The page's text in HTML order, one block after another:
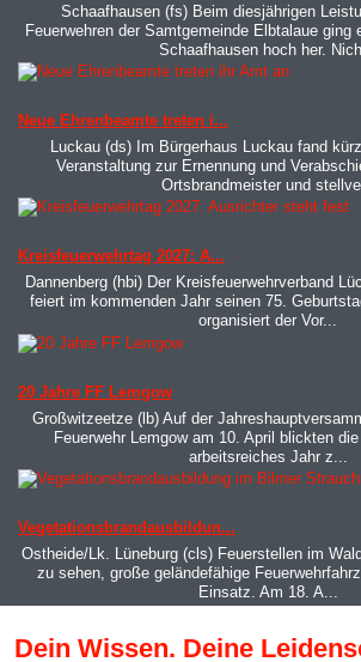
Schaafhausen (fs) Beim diesjährigen
Feuerwehren der Samtgemeinde Elbtalaue ging
Schaafhausen hoch her.
Neue Ehrenbeamte treten i...
Luckau (ds) Im Bürgerhaus Luckau fand
Veranstaltung zur Ernennung und
Ortsbrandmeister und
Kreisfeuerwehrtag 2027: A...
Dannenberg (hbi) Der Kreisfeuerwehrverband
feiert im kommenden Jahr seinen 75.
organisiert der Vor...
20 Jahre FF Lemgow
Großwitzeetze (lb) Auf der
Feuerwehr Lemgow am 10. April blickten
arbeitsreiches Jahr z...
Vegetationsbrandausbildun...
Ostheide/Lk. Lüneburg (cls) Feuerstellen im
zu sehen, große geländefähige
Einsatz. Am 18. A...
Dein Wissen. Deine